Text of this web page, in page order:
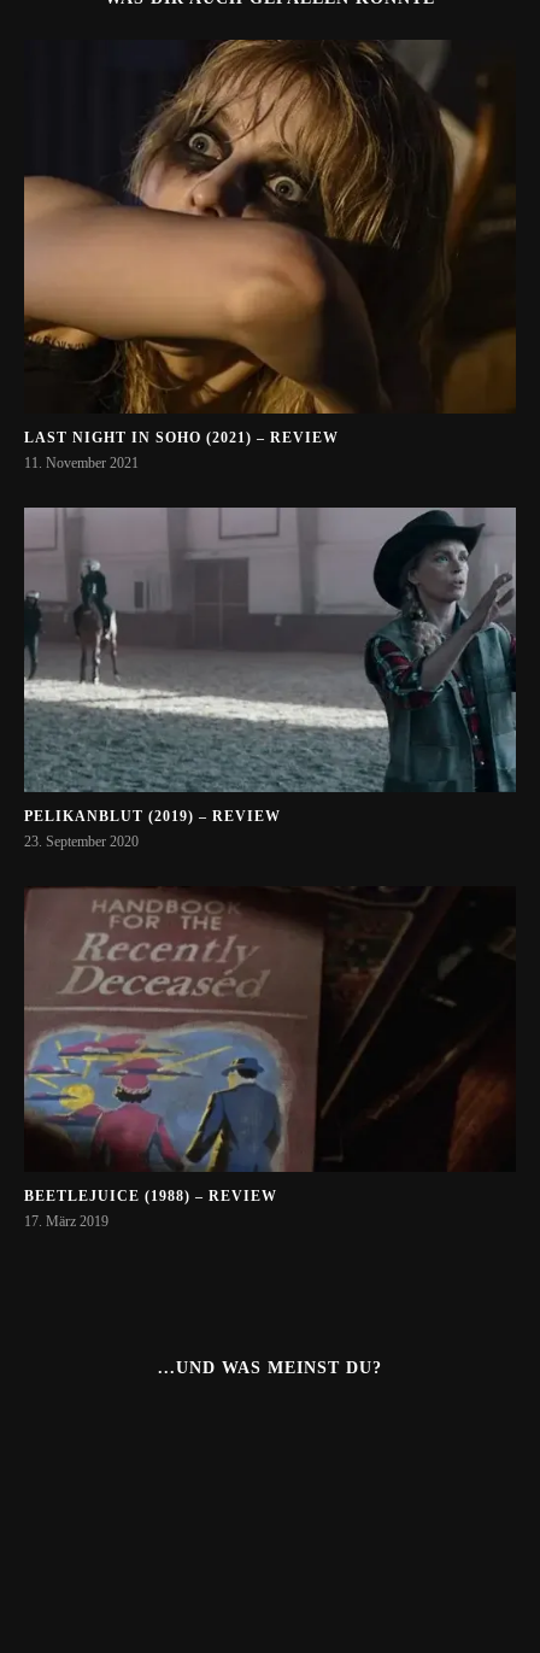
LAST NIGHT IN SOHO (2021) – REVIEW
11. November 2021
PELIKANBLUT (2019) – REVIEW
23. September 2020
BEETLEJUICE (1988) – REVIEW
17. März 2019
...UND WAS MEINST DU?